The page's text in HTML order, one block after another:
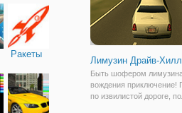
Ракеты
Лимузин Драйв-Хилл
Быть шофером
вождения приключение!
по извилистой дороге,